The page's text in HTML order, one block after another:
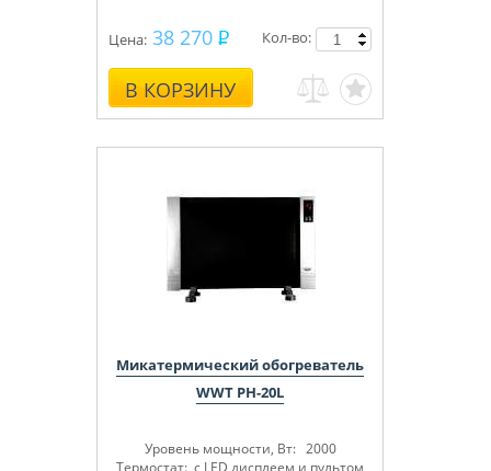
Цена: 38 270
В КОРЗИНУ
Кол-во:
Микатермический обогреватель
WWT PH-20L
Уровень мощности, Вт: 2000
Термостат: с LED дисплеем и пультом